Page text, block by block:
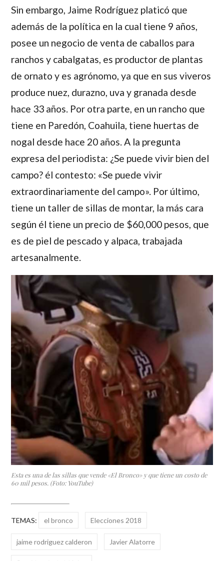
Sin embargo, Jaime Rodríguez platicó que
además de la política en la cual tiene 9 años,
posee un negocio de venta de caballos para
ranchos y cabalgatas, es productor de plantas
de ornato y es agrónomo, ya que en sus viveros
produce nuez, durazno, uva y granada desde
hace 33 años. Por otra parte, en un rancho que
tiene en Paredón, Coahuila, tiene huertas de
nogal desde hace 20 años. A la pregunta
expresa del periodista: ¿Se puede vivir bien del
campo? él contesto: «Se puede vivir
extraordinariamente del campo». Por último,
tiene un taller de sillas de montar, la más cara
según él tiene un precio de $60,000 pesos, que
es de piel de pescado y alpaca, trabajada
artesanalmente.
Esta es una de las sillas que vende «El Bronco» y que tiene un costo de
60 mil pesos. (Foto: YouTube)
TEMAS: el bronco Elecciones 2018
jaime rodriguez calderon Javier Alatorre